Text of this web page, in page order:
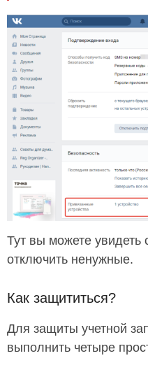
Тут вы можете увидеть
отключить ненужные.
Как защититься?
Для защиты учетной
выполнить четыре